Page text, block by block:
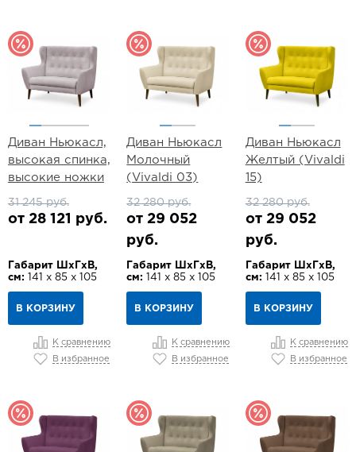
Диван Ньюкасл,
высокая спинка,
высокие ножки
31 245 руб.
от 28 121 руб.
Габарит ШхГхВ,
см: 141 х 85 х 105
В КОРЗИНУ
К сравнению
В избранное
Диван Ньюкасл
Молочный
(Vivaldi 03)
32 280 руб.
от 29 052
руб.
Габарит ШхГхВ,
см:
141 х 85 х 105
В КОРЗИНУ
К сравнению
В избранное
Диван Ньюкасл
Желтый (Vivaldi
15)
32 280 руб.
от 29 052
руб.
Габарит ШхГхВ,
см: 141 х 85 х 105
В КОРЗИНУ
К сравнению
В избранное